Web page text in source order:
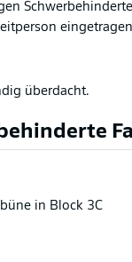
überdacht.
in Block 3C